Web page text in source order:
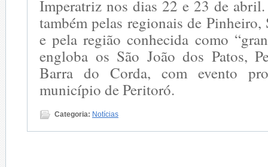
Imperatriz nos dias 22 e 23 de
também pelas regionais de Pinheiro,
e pela região conhecida como
engloba os São João dos Patos,
Barra do Corda, com evento
município de Peritoró.
Categoria: Notícias